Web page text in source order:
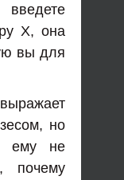
X, она
вы для
но
ему не
почему